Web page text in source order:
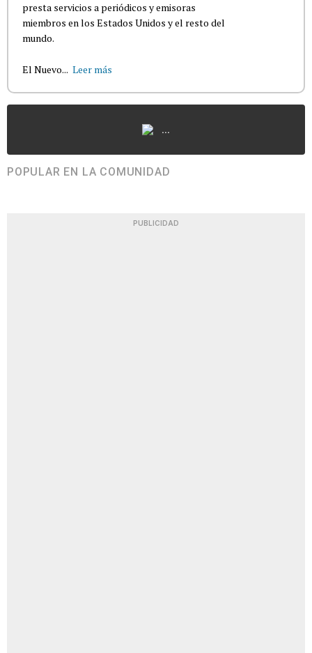
presta servicios a periódicos y emisoras
miembros en los Estados Unidos y el resto del
mundo.
El Nuevo... Leer más
...
POPULAR EN LA COMUNIDAD
PUBLICIDAD